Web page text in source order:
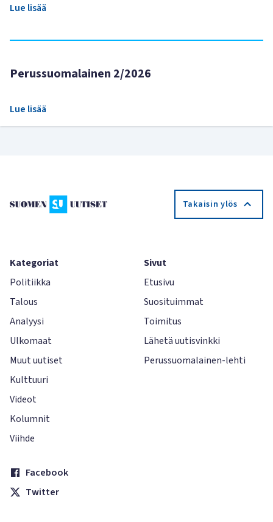
Lue lisää
Perussuomalainen 2/2026
Lue lisää
Takaisin ylös
Kategoriat
Politiikka
Talous
Analyysi
Ulkomaat
Muut uutiset
Kulttuuri
Videot
Kolumnit
Viihde
Sivut
Etusivu
Suosituimmat
Toimitus
Lähetä uutisvinkki
Perussuomalainen-lehti
Facebook
Twitter